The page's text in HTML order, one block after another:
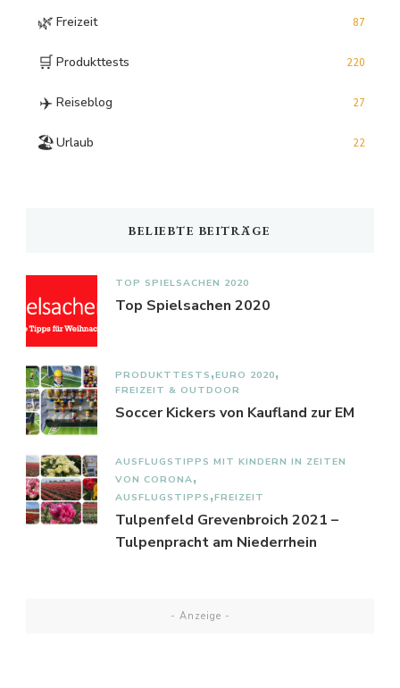
🌿 Freizeit 87
🛒 Produkttests 220
✈️ Reiseblog 27
🏖️Urlaub 22
BELIEBTE BEITRÄGE
TOP SPIELSACHEN 2020
Top Spielsachen 2020
PRODUKTTESTS EURO 2020
FREIZEIT & OUTDOOR
Soccer Kickers von Kaufland zur EM
AUSFLUGSTIPPS MIT KINDERN IN ZEITEN
VON CORONA
AUSFLUGSTIPPS FREIZEIT
Tulpenfeld Grevenbroich 2021 –
Tulpenpracht am Niederrhein
- Anzeige -